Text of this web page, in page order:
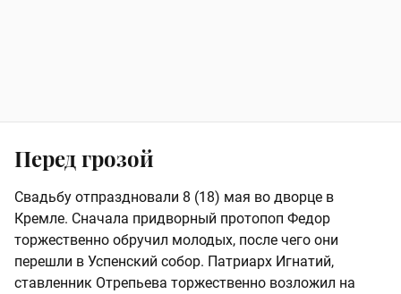
Перед грозой
Свадьбу отпраздновали 8 (18) мая во дворце в
Кремле. Сначала придворный протопоп Федор
торжественно обручил молодых, после чего они
перешли в Успенский собор. Патриарх Игнатий,
ставленник Отрепьева торжественно возложил на